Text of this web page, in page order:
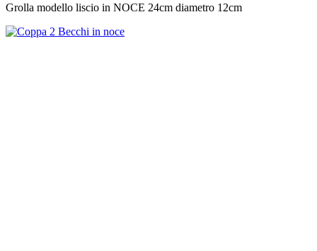
Grolla modello liscio in NOCE 24cm diametro 12cm